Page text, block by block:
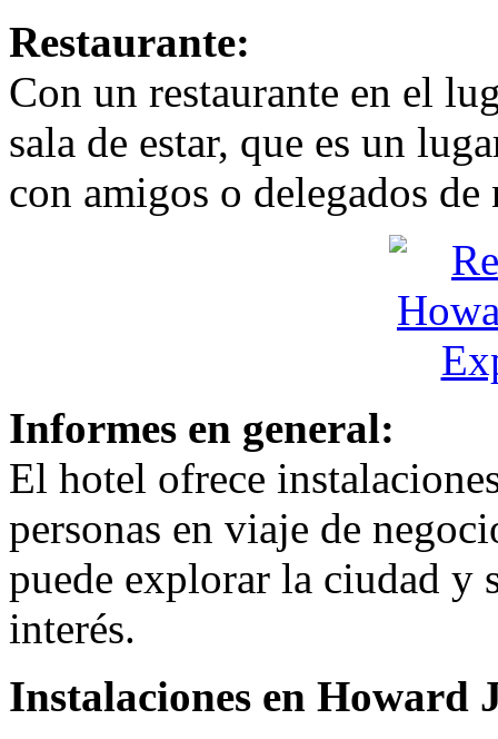
Restaurante:
Con un restaurante en el
sala de estar, que es un
con amigos o delegados de
Informes en general:
El hotel ofrece
personas en viaje de
puede explorar la ciudad y
interés.
Instalaciones en Howard